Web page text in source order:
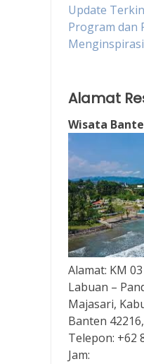
Update
Program dan
Menginspirasi
Alamat
Wisata
Alamat: KM
Labuan –
Majasari,
Banten
Telepon: +62
Jam: